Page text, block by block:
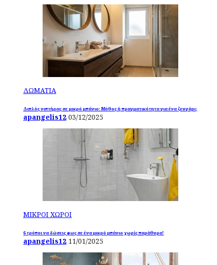
ΔΩΜΑΤΙΑ
Διπλός νιπτήρας σε μικρό μπάνιο: Μύθος ή πραγματικότητα για ένα ζευγάρι;
apangelis12 03/12/2025
ΜΙΚΡΟΙ ΧΩΡΟΙ
6 τρόποι να δώσεις φως σε ένα μικρό μπάνιο χωρίς παράθυρα!
apangelis12 11/01/2025